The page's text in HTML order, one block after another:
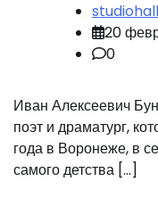
20
0
Иван Алексеевич
поэт и драматург,
года в Воронеже, в
самого детства […]